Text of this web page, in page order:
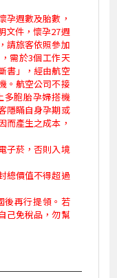
孕週數及胎數，
文件，懷孕27週
請旅客依照參加
需於3個工作天
書」，經由航空
。航空公司不接
多胞胎孕婦搭機
隱瞞自身孕期或
而產生之成本，
子菸，否則入境
總價值不得超過
後再行提領。若
己免稅品，勿幫